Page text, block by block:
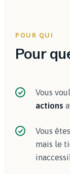
POUR QUI
Pour
Vous
actions
Vous êtes
mais le